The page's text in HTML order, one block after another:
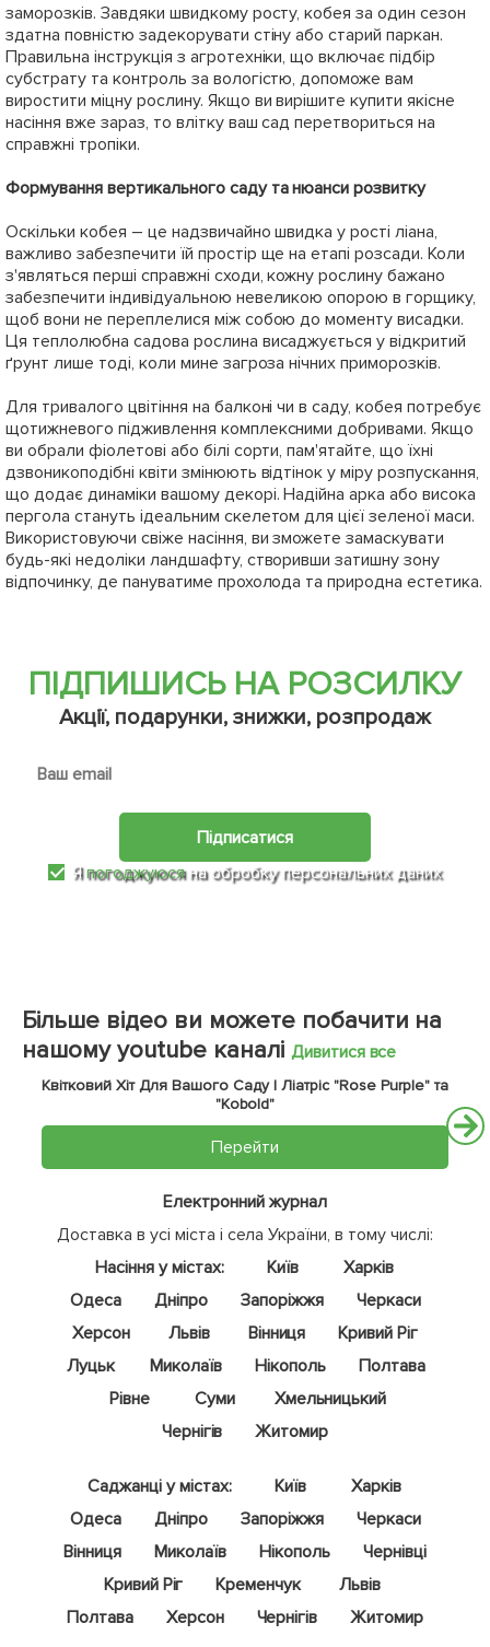
заморозків. Завдяки швидкому росту, кобея за один сезон
здатна повністю задекорувати стіну або старий паркан.
Правильна інструкція з агротехніки, що включає підбір
субстрату та контроль за вологістю, допоможе вам
виростити міцну рослину. Якщо ви вирішите купити якісне
насіння вже зараз, то влітку ваш сад перетвориться на
справжні тропіки.
Формування вертикального саду та нюанси розвитку
Оскільки кобея – це надзвичайно швидка у рості ліана,
важливо забезпечити їй простір ще на етапі розсади. Коли
з'являться перші справжні сходи, кожну рослину бажано
забезпечити індивідуальною невеликою опорою в горщику,
щоб вони не переплелися між собою до моменту висадки.
Ця теплолюбна садова рослина висаджується у відкритий
ґрунт лише тоді, коли мине загроза нічних приморозків.
Для тривалого цвітіння на балконі чи в саду, кобея потребує
щотижневого підживлення комплексними добривами. Якщо
ви обрали фіолетові або білі сорти, пам'ятайте, що їхні
дзвоникоподібні квіти змінюють відтінок у міру розпускання,
що додає динаміки вашому декорі. Надійна арка або висока
пергола стануть ідеальним скелетом для цієї зеленої маси.
Використовуючи свіже насіння, ви зможете замаскувати
будь-які недоліки ландшафту, створивши затишну зону
відпочинку, де пануватиме прохолода та природна естетика.
ПІДПИШИСЬ НА РОЗСИЛКУ
Акції, подарунки, знижки, розпродаж
Підписатися
Япогоджуюсяна обробку персональних даних
Більше відео ви можете побачити на
нашому youtube каналі Дивитися все
Квітковий Хіт Для Вашого Саду | Ліатріс "Rose Purple" та
"Kobold"
Перейти
Електронний журнал
Доставка в усі міста і села України, в тому числі:
Насіння у містах:
Київ
Харків
Одеса
Дніпро Запоріжжя
Черкаси
Херсон
Львів Вінниця
Кривий Ріг
Луцьк
Миколаїв Нікополь
Полтава
Рівне
Суми
Хмельницький
Чернігів
Житомир
Саджанці у містах: Київ
Харків
Одеса
Дніпро Запоріжжя
Черкаси
Вінниця
Миколаїв Нікополь
Чернівці
Кривий Ріг
Кременчук
Львів
Полтава
Херсон Чернігів Житомир